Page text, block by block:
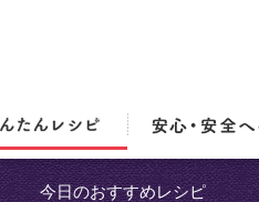
今日のおすすめレシピ